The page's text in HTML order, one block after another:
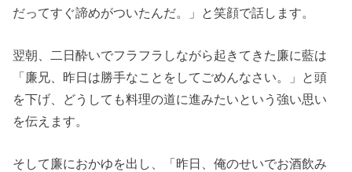
だってすぐ諦めがついたんだ。」と笑顔で話します。
翌朝、二日酔いでフラフラしながら起きてきた廉に藍は
「廉兄、昨日は勝手なことをしてごめんなさい。」と頭
を下げ、どうしても料理の道に進みたいという強い思い
を伝えます。
そして廉におかゆを出し、「昨日、俺のせいでお酒飲み